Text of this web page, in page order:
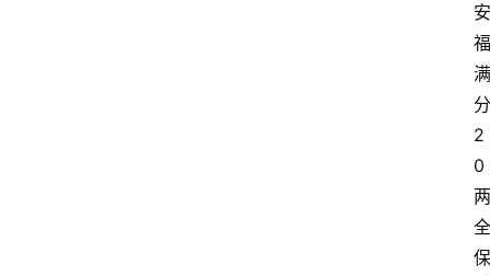
安
福
满
分
2
0
两
全
保